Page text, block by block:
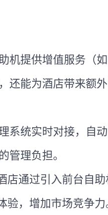
机提供增值服务（
还能为酒店带来额
系统实时对接，自
管理负担。
店通过引入前台自
验，增加市场竞争力